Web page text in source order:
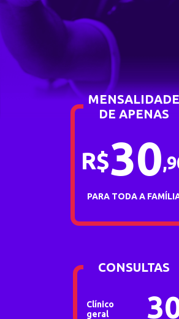
MENSALIDADE
DE APENAS
R$30,
PARA TODA A
CONSULTAS
Clínico
geral